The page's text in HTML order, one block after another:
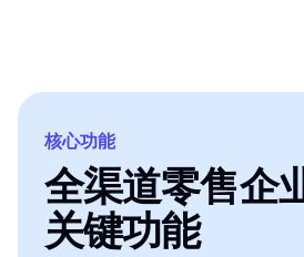
核心功能
全渠道零售企
关键功能